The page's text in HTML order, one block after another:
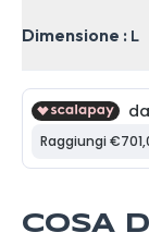
Dimensione : L
COSA